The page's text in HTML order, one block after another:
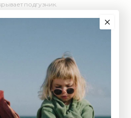
подгузник.
100% (сертификат
может отличаться из-за
мониторов.